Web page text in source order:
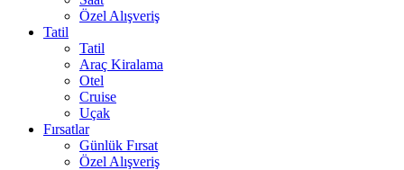
Özel Alışveriş
Tatil
Tatil
Araç Kiralama
Otel
Cruise
Uçak
Fırsatlar
Günlük Fırsat
Özel Alışveriş